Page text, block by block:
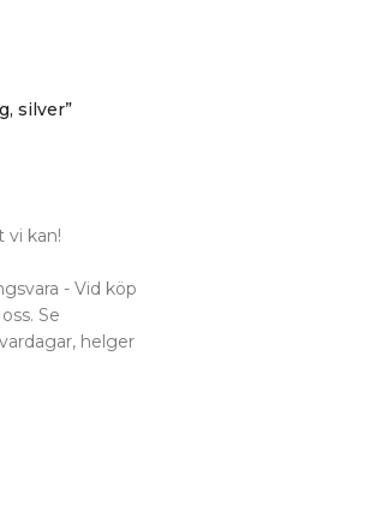
silver”
vi kan!
- Vid köp
Se
helger